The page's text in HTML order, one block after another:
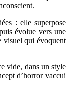
: elle superpose
évolue vers une
visuel qui évoquent
vide, dans un style
d’horror vaccui